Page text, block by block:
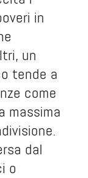
in
un
tende a
come
massima
dal
o